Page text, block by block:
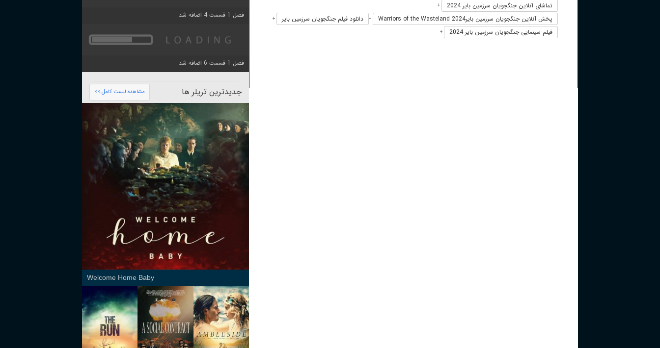
تماشای آنلاین جنگجویان سرزمین بایر 2024 +
پخش آنلاین جنگجویان سرزمین بایرWarriors of the Wasteland 2024 + دانلود فیلم جنگجویان سرزمین بایر +
فیلم سینمایی جنگجویان سرزمین بایر 2024 +
فصل 1 قسمت 4 اضافه شد
فصل 1 قسمت 6 اضافه شد
جدیدترین تریلر ها مشاهده لیست کامل >>
Welcome Home Baby